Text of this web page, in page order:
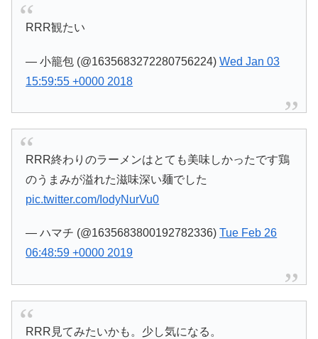
RRR観たい
— 小籠包 (@1635683272280756224)Wed Jan 03
15:59:55 +0000 2018
RRR終わりのラーメンはとても美味しかったです鶏
のうまみが溢れた滋味深い麺でした
pic.twitter.com/IodyNurVu0
— ハマチ (@1635683800192782336)Tue Feb 26
06:48:59 +0000 2019
RRR見てみたいかも。少し気になる。